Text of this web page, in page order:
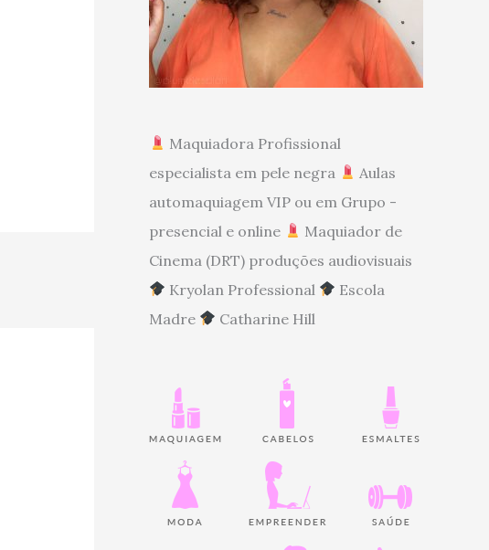
Maquiadora Profissional
especialista em pele negra
Aulas
automaquiagem VIP ou em Grupo -
presencial e online
Maquiador de
Cinema (DRT) produções audiovisuais
Kryolan Professional
Escola
Madre
Catharine Hill